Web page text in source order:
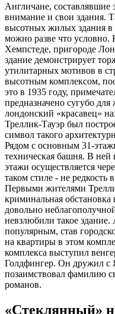
Англичане, составлявшие
внимание и свои здания.
высотных жилых здания в
можно разве что условно.
Хемпстеде, пригороде
здание демонстрирует
утилитарных мотивов в
высотным комплексом,
это в 1935 году,
предназначено сугубо
лондонский «красавец»
Треллик-Тауэр был
символ такого
Рядом с основным 31-
техническая башня. В ней
этажи осуществляется
таком стиле - не редкость
Первыми жителями
криминальная
довольно
невзлюбили такое
популярным, став
на квартиры в этом
комплекса выступил
Голдфингер. Он дружил
позаимствовал фамилию
романов.
«Стеклянный»